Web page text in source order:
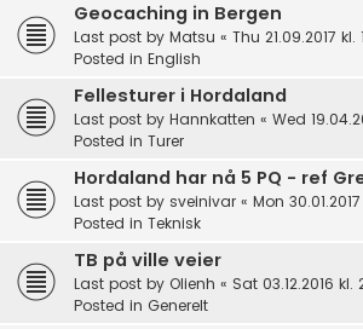
Geocaching in Bergen
Last post by Matsu « Thu 21.09.2017 kl.
Posted in English
Fellesturer i Hordaland
Last post by Hannkatten « Wed
Posted in Turer
Hordaland har nå 5 PQ - ref
Last post by sveinivar « Mon
Posted in Teknisk
TB på ville veier
Last post by Olienh « Sat 03.12.2016 kl.
Posted in Generelt